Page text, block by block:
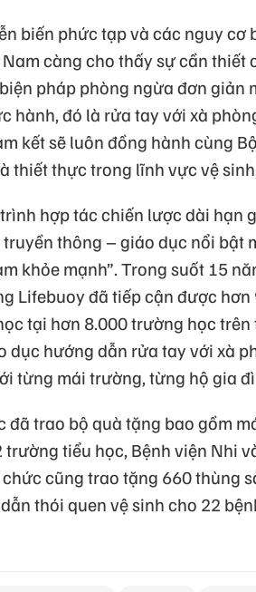
biến phức tạp và các nguy cơ
càng cho thấy sự cần thiết
pháp phòng ngừa đơn giản
hành, đó là rửa tay với xà
kết sẽ luôn đồng hành cùng
thiết thực trong lĩnh vực vệ
hợp tác chiến lược dài hạn
thông – giáo dục nổi bật
khỏe mạnh”. Trong suốt 15
Lifebuoy đã tiếp cận được
tại hơn 8.000 trường học
dục hướng dẫn rửa tay với xà
từng mái trường, từng hộ gia
đã trao bộ quà tặng bao gồm
tiểu học, Bệnh viện Nhi
cũng trao tặng 660 thùng
thói quen vệ sinh cho 22